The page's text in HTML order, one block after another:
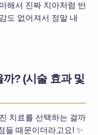
해서 진짜 치아처럼 반
도 없어져서 정말 내
? (시술 효과 및
치료를 선택하는 걸까
들 때문이더라고요! ✨